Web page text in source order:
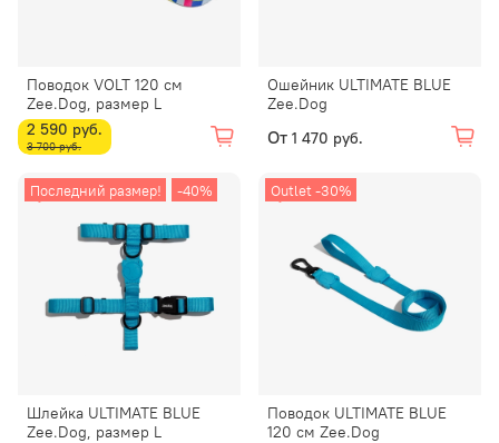
Поводок VOLT 120 см
Zee.Dog, размер L
2 590 руб.
3 700 руб.
Ошейник ULTIMATE BLUE
Zee.Dog
От 1 470 руб.
Последний размер! -40%
Шлейка ULTIMATE BLUE
Zee.Dog, размер L
Outlet -30%
Поводок ULTIMATE BLUE
120 см Zee.Dog